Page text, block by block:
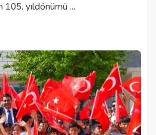
105. yıldönümü ...